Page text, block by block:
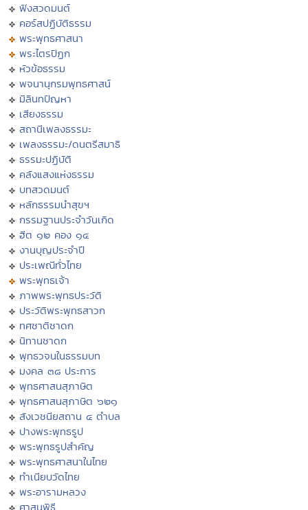
ฟังสวดมนต์
คอร์สปฏิบัติธรรม
พระพุทธศาสนา
พระไตรปิฏก
หัวข้อธรรม
พจนานุกรมพุทธศาสน์
มิลินทปัญหา
เสียงธรรม
สถานีเพลงธรรมะ
เพลงธรรมะ/ดนตรีสมาธิ
ธรรมะปฏิบัติ
คลังแสงแห่งธรรม
บทสวดมนต์
หลักธรรมนำสุขฯ
กรรมฐานประจำวันเกิด
ฮีต ๑๒ คอง ๑๔
งานบุญประจำปี
ประเพณีทั่วไทย
พระพุทธเจ้า
ภาพพระพุทธประวัติ
ประวัติพระพุทธสาวก
ทศชาติชาดก
นิทานชาดก
พุทธวจนในธรรมบท
มงคล ๓๘ ประการ
พุทธศาสนสุภาษิต
พุทธศาสนสุภาษิต ๖๒๑
สังเวชนียสถาน ๔ ตำบล
ปางพระพุทธรูป
พระพุทธรูปสำคัญ
พระพุทธศาสนาในไทย
ทำเนียบวัดไทย
พระอารามหลวง
ศาสนพิธี